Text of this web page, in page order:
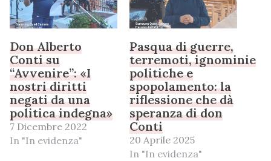
Don Alberto
Conti su
“Avvenire”: «I
nostri diritti
negati da una
politica indegna»
7 Dicembre 2022
In "In evidenza"
Pasqua di guerre,
terremoti, ignominie
politiche e
spopolamento: la
riflessione che dà
speranza di don
Conti
20 Aprile 2025
In "In evidenza"